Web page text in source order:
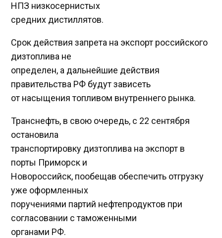
НПЗ низкосернистых
средних дистиллятов.
Срок действия запрета на экспорт российского
дизтоплива не
определен, а дальнейшие действия
правительства РФ будут зависеть
от насыщения топливом внутреннего рынка.
Транснефть, в свою очередь, с 22 сентября
остановила
транспортировку дизтоплива на экспорт в
порты Приморск и
Новороссийск, пообещав обеспечить отгрузку
уже оформленных
поручениями партий нефтепродуктов при
согласовании c таможенными
органами РФ.